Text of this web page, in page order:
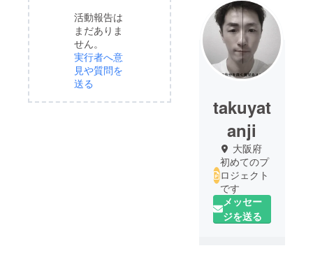
活動報告は
まだありま
せん。
実行者へ意
見や質問を
送る
takuyat
anji
大阪府
初めてのプ
ロジェクト
です
メッセー
ジを送る